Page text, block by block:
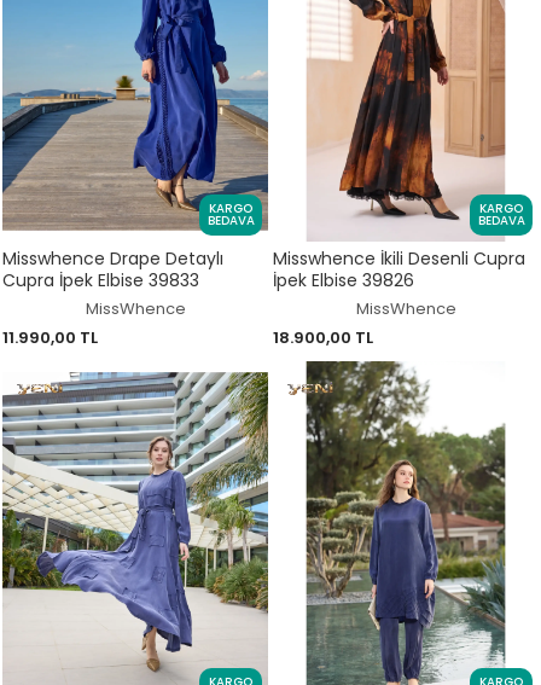
KARGO
BEDAVA
Misswhence Drape Detaylı
Cupra İpek Elbise 39833
MissWhence
11.990,00 TL
KARGO
BEDAVA
Misswhence İkili Desenli Cupra
İpek Elbise 39826
MissWhence
18.900,00 TL